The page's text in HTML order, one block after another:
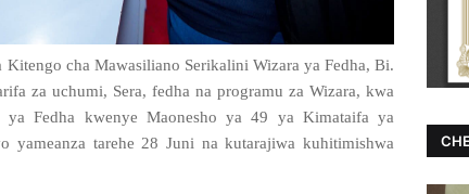
cha Mawasiliano Serikalini Wizara ya Fedha, Bi.
za uchumi, Sera, fedha na programu za Wizara, kwa
ya Fedha kwenye Maonesho ya 49 ya Kimataifa ya
yameanza tarehe 28 Juni na kutarajiwa kuhitimishwa